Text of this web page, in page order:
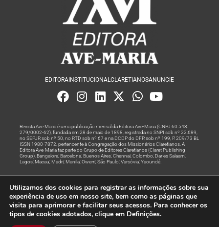
EDITORA INSTITUCIONALCLARETIANOSANUNCIE
Revista Ave Maria é uma publicação mensal da Editora Ave-Maria (CNPJ 60.543.
279/0002-62), fundada em 28 de maio de 1898, registrada no SNPI sob nº 22.689,
no SEPJR sob nº 50, no RTD sob nº 67 e na DCDP do DFP, sob nº 199, P. 209/73 BL
ISSN 1980-7872, pertencente à Congregação dos Missionários Claretianos. A
Editora Ave-Maria faz parte do Grupo de Editores Claretianos (Claret Publishing
Group). Bangalore; Barcelona; Buenos Aires; Chennai; Colombo; Dar es Salaam;
Lagos; Macau; Madri; Manila; Owerri; São Paulo; Varsóvia; Yaoundé.
Rede
© Todos os Direitos Reservados
Utilizamos dos cookies para registrar as informações sobre sua
experiência de uso em nosso site, bem como as páginas que
visita para aprimorar e facilitar seus acessos. Para conhecer os
tipos de cookies adotados, clique em Definições.